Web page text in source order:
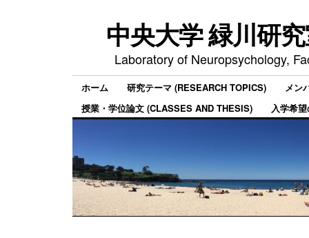
中央大学 緑川研
Laboratory of Neuropsychology,
ホーム 研究テーマ (RESEARCH TOPICS)
メン
授業・学位論文 (CLASSES AND THESIS)
入学希